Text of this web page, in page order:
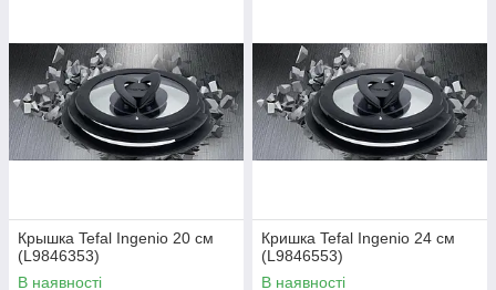
Крышка Tefal Ingenio 20 см
(L9846353)
В наявності
Кришка Tefal Ingenio 24 см
(L9846553)
В наявності